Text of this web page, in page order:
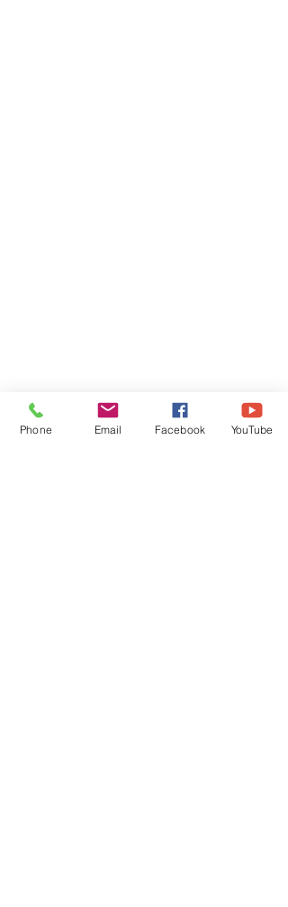
Phone Email Facebook YouTube